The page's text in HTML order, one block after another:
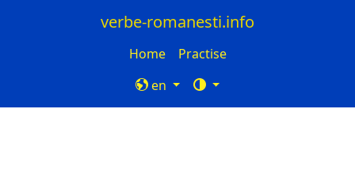
verbe-romanesti.info
Home
Practise
en